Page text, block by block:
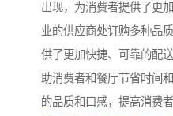
出现，为消费者提供了更
业的供应商处订购多种品
供了更加快捷、可靠的配
助消费者和餐厅节省时间
的品质和口感，提高消费